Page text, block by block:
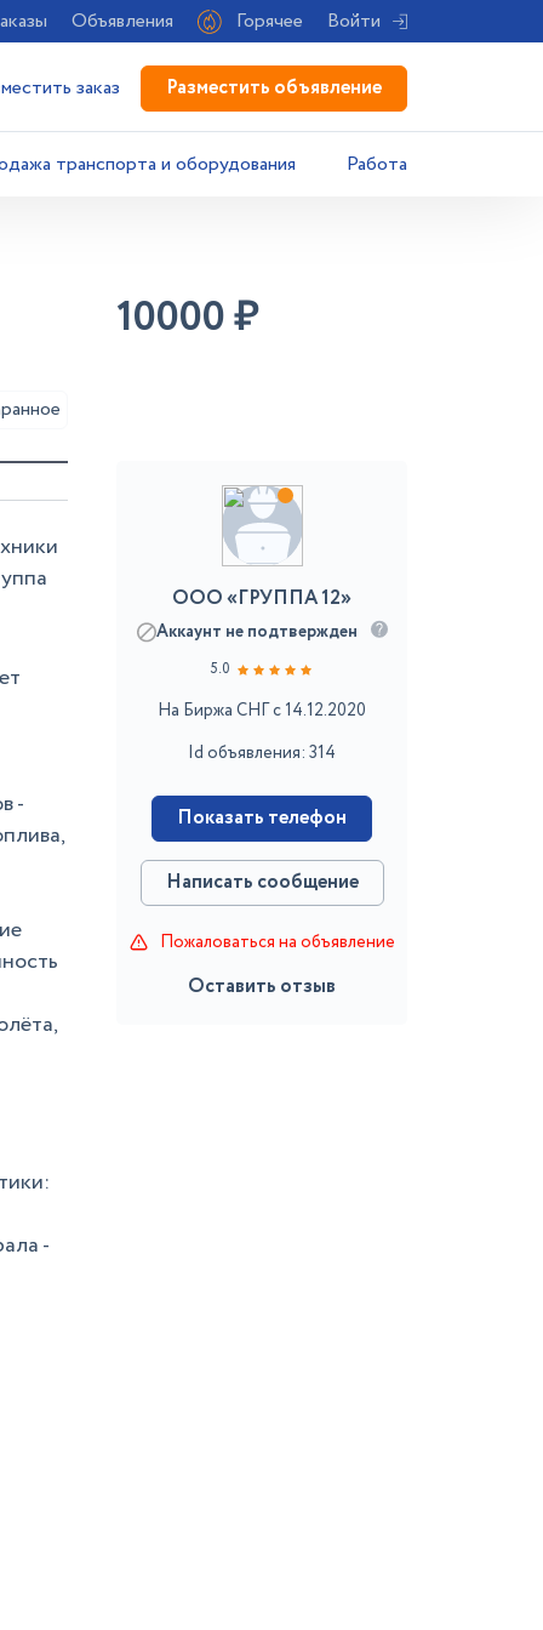
Объявления Горячее Войти
заказ Разместить объявление
транспорта и оборудования Работа
10000₽
-
-
ООО «ГРУППА 12»
Аккаунт не подтвержден
5.0
На Биржа СНГ с 14.12.2020
Id объявления: 314
Показать телефон
Написать сообщение
Пожаловаться на объявление
Оставить отзыв